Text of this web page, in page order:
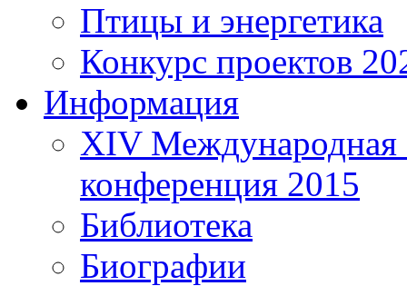
Птицы и энергетика
Конкурс проектов
Информация
XIV Международная
конференция 2015
Библиотека
Биографии